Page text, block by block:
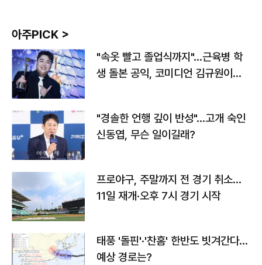
아주PICK >
"속옷 빨고 졸업식까지"…근육병 학
생 돌본 공익, 코미디언 김규원이었
"경솔한 언행 깊이 반성"…고개 숙인
신동엽, 무슨 일이길래?
프로야구, 주말까지 전 경기 취소…
11일 재개·오후 7시 경기 시작
태풍 '돌핀'·'찬홈' 한반도 빗겨간다…
예상 경로는?